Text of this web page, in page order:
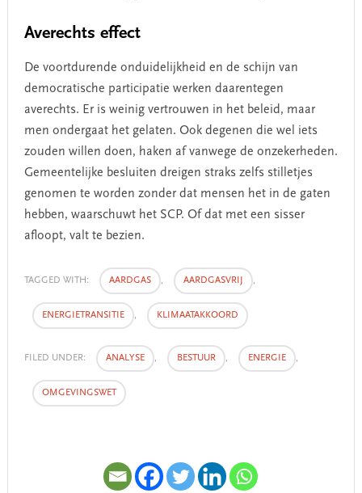
Averechts effect
De voortdurende onduidelijkheid en de schijn van
democratische participatie werken daarentegen
averechts. Er is weinig vertrouwen in het beleid, maar
men ondergaat het gelaten. Ook degenen die wel iets
zouden willen doen, haken af vanwege de onzekerheden.
Gemeentelijke besluiten dreigen straks zelfs stilletjes
genomen te worden zonder dat mensen het in de gaten
hebben, waarschuwt het SCP. Of dat met een sisser
afloopt, valt te bezien.
TAGGED WITH: AARDGAS , AARDGASVRIJ ,
ENERGIETRANSITIE , KLIMAATAKKOORD
FILED UNDER: ANALYSE , BESTUUR , ENERGIE ,
OMGEVINGSWET